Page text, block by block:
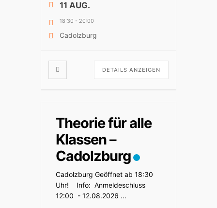
11 AUG.
18:30 - 20:00
Cadolzburg
DETAILS ANZEIGEN
Theorie für alle
Klassen –
Cadolzburg
Cadolzburg Geöffnet ab 18:30
Uhr! Info: Anmeldeschluss
12:00 - 12.08.2026 ...